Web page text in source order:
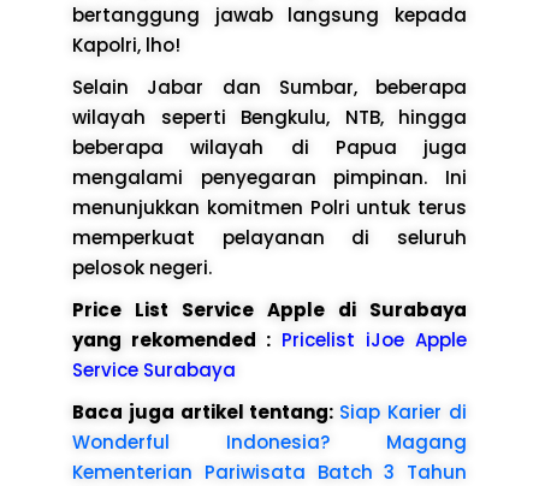
bertanggung jawab langsung kepada
Kapolri, lho!
Selain Jabar dan Sumbar, beberapa
wilayah seperti Bengkulu, NTB, hingga
beberapa wilayah di Papua juga
mengalami penyegaran pimpinan. Ini
menunjukkan komitmen Polri untuk terus
memperkuat pelayanan di seluruh
pelosok negeri.
Price List Service Apple di Surabaya
yang rekomended : Pricelist iJoe Apple
Service Surabaya
Baca juga artikel tentang: Siap Karier di
Wonderful Indonesia? Magang
Kementerian Pariwisata Batch 3 Tahun